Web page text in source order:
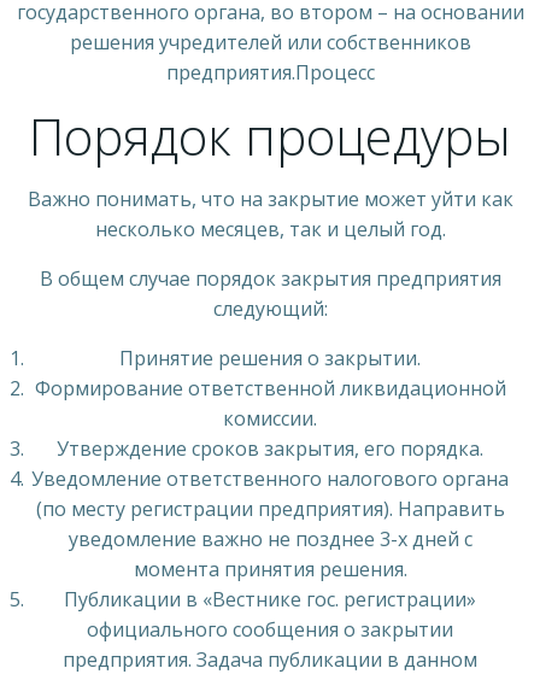
государственного органа, во втором – на основании
решения учредителей или собственников
предприятия.Процесс
Порядок процедуры
Важно понимать, что на закрытие может уйти как
несколько месяцев, так и целый год.
В общем случае порядок закрытия предприятия
следующий:
Принятие решения о закрытии.
Формирование ответственной ликвидационной
комиссии.
Утверждение сроков закрытия, его порядка.
Уведомление ответственного налогового органа
(по месту регистрации предприятия). Направить
уведомление важно не позднее 3-х дней с
момента принятия решения.
Публикации в «Вестнике гос. регистрации»
официального сообщения о закрытии
предприятия. Задача публикации в данном